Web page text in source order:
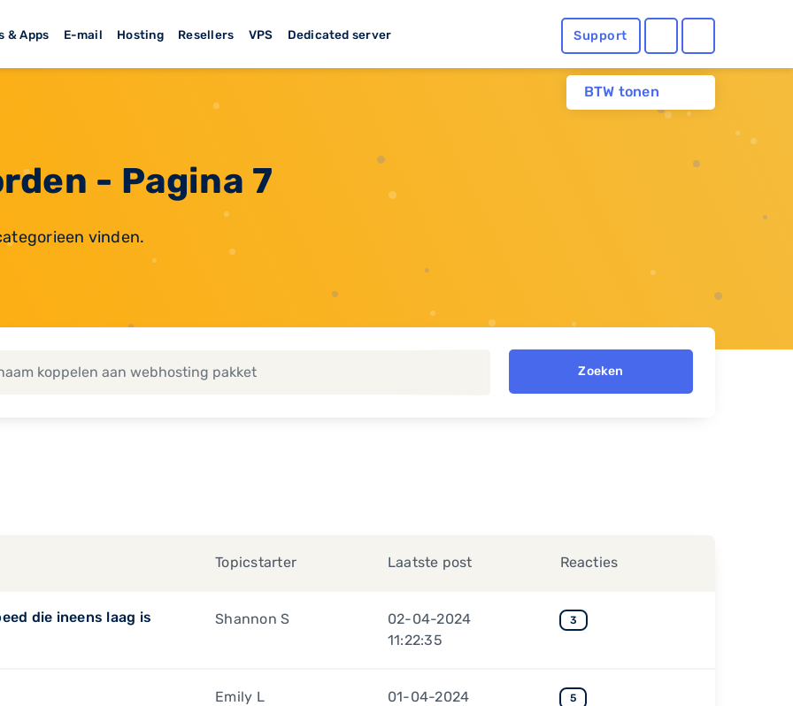
& Apps E-mail Hosting Resellers VPS Dedicated server Support
BTW tonen
- Pagina 7
vinden.
Zoeken
Topicstarter Laatste post Reacties
die ineens laag is Shannon S
02-04-2024
11:22:35
3
Emily L
01-04-2024
5